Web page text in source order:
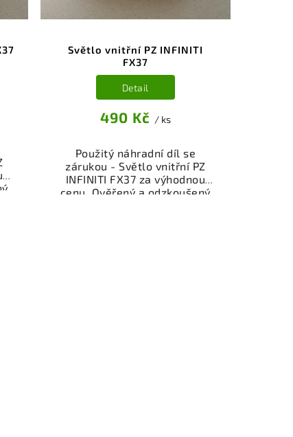
Světlo vnitřní PZ INFINITI
FX37
490 Kč / ks
Detail
Použitý náhradní díl se
zárukou - Světlo vnitřní PZ
INFINITI FX37 za výhodnou
cenu. Ověřený a odzkoušený